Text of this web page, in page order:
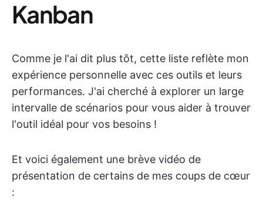
Kanban
Comme je l'ai dit plus tôt, cette liste reflète mon
expérience personnelle avec ces outils et leurs
performances. J'ai cherché à explorer un large
intervalle de scénarios pour vous aider à trouver
l'outil idéal pour vos besoins !
Et voici également une brève vidéo de
présentation de certains de mes coups de cœur
: